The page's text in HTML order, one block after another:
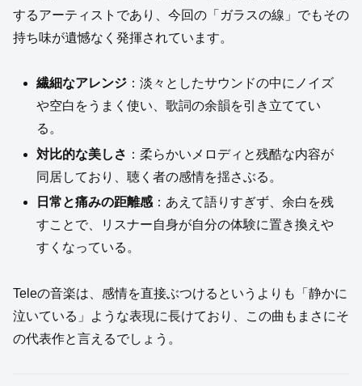
するアーティストであり、今回の「ガラスの線」でもその
持ち味が遺憾なく発揮されています。
繊細なアレンジ ：淡々としたサウンドの中にノイズ
や空白をうまく使い、歌詞の余韻を引き立ててい
る。
対比的な美しさ ：柔らかいメロディと残酷な内容が
同居しており、聴く者の感情を揺さぶる。
日常と痛みの距離感 ：あえて語りすぎず、余白を残
すことで、リスナー自身が自分の体験に置き換えや
すくなっている。
Teleの音楽は、感情を直接ぶつけるというよりも「静かに
泣いている」ような表現に長けており、この曲もまさにそ
の代表作と言えるでしょう。